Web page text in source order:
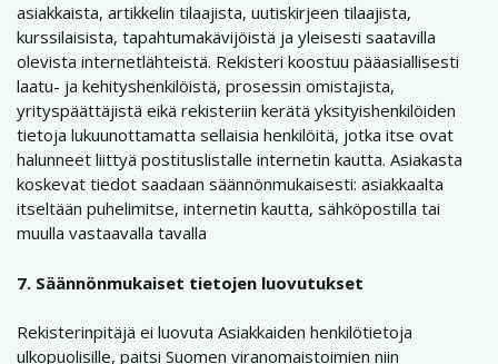
asiakkaista, artikkelin tilaajista, uutiskirjeen tilaajista,
kurssilaisista, tapahtumakävijöistä ja yleisesti saatavilla
olevista internetlähteistä. Rekisteri koostuu pääasiallisesti
laatu- ja kehityshenkilöistä, prosessin omistajista,
yrityspäättäjistä eikä rekisteriin kerätä yksityishenkilöiden
tietoja lukuunottamatta sellaisia henkilöitä, jotka itse ovat
halunneet liittyä postituslistalle internetin kautta. Asiakasta
koskevat tiedot saadaan säännönmukaisesti: asiakkaalta
itseltään puhelimitse, internetin kautta, sähköpostilla tai
muulla vastaavalla tavalla
7. Säännönmukaiset tietojen luovutukset
Rekisterinpitäjä ei luovuta Asiakkaiden henkilötietoja
ulkopuolisille, paitsi Suomen viranomaistoimien niin